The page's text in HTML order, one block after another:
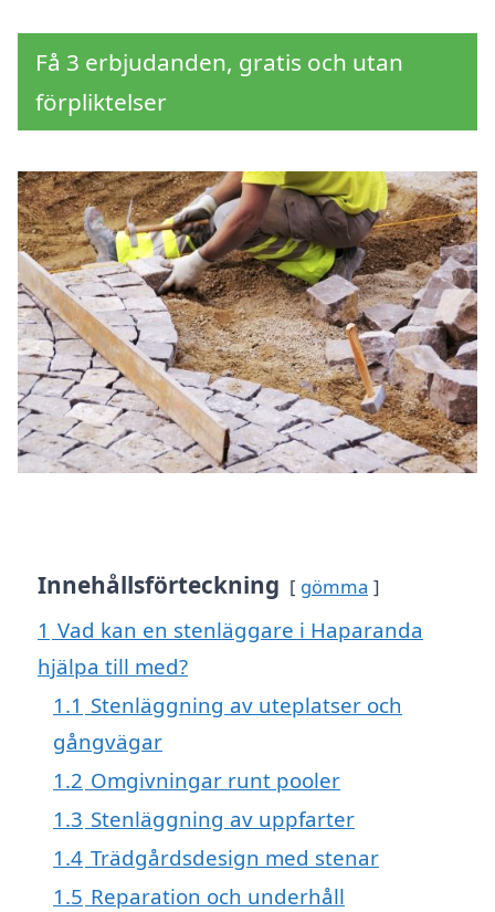
Få 3 erbjudanden, gratis och utan
förpliktelser
Innehållsförteckning gömma
1 Vad kan en stenläggare i Haparanda
hjälpa till med?
1.1 Stenläggning av uteplatser och
gångvägar
1.2 Omgivningar runt pooler
1.3 Stenläggning av uppfarter
1.4 Trädgårdsdesign med stenar
1.5 Reparation och underhåll